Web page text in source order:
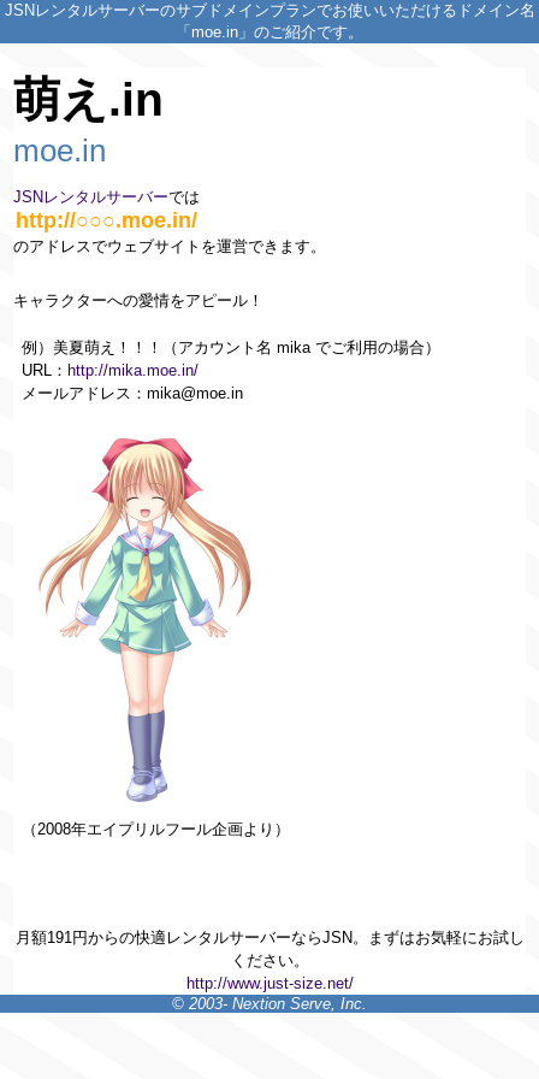
JSNレンタルサーバーのサブドメインプランでお使いいただけるドメイン名
「moe.in」のご紹介です。
萌え.in
moe.in
JSNレンタルサーバーでは
http://○○○.moe.in/
のアドレスでウェブサイトを運営できます。
キャラクターへの愛情をアピール！
例）美夏萌え！！！（アカウント名 mika でご利用の場合）
URL： http://mika.moe.in/
メールアドレス：mika@moe.in
（2008年エイプリルフール企画より）
月額191円からの快適レンタルサーバーならJSN。まずはお気軽にお試し
ください。
http://www.just-size.net/
© 2003- Nextion Serve, Inc.